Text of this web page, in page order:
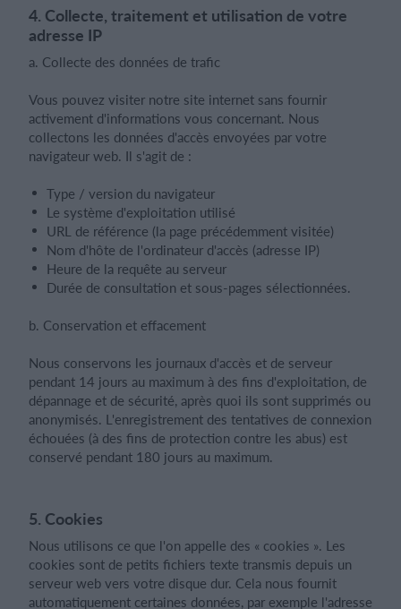
4. Collecte, traitement et utilisation de votre
adresse IP
a. Collecte des données de trafic
Vous pouvez visiter notre site internet sans fournir
activement d'informations vous concernant. Nous
collectons les données d'accès envoyées par votre
navigateur web. Il s'agit de :
Type / version du navigateur
Le système d'exploitation utilisé
URL de référence (la page précédemment visitée)
Nom d'hôte de l'ordinateur d'accès (adresse IP)
Heure de la requête au serveur
Durée de consultation et sous-pages sélectionnées.
b. Conservation et effacement
Nous conservons les journaux d'accès et de serveur
pendant 14 jours au maximum à des fins d'exploitation, de
dépannage et de sécurité, après quoi ils sont supprimés ou
anonymisés. L'enregistrement des tentatives de connexion
échouées (à des fins de protection contre les abus) est
conservé pendant 180 jours au maximum.
5. Cookies
Nous utilisons ce que l'on appelle des « cookies ». Les
cookies sont de petits fichiers texte transmis depuis un
serveur web vers votre disque dur. Cela nous fournit
automatiquement certaines données, par exemple l'adresse